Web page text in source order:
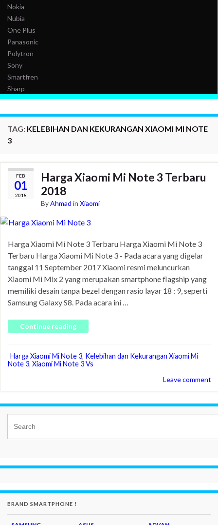
Nokia
Nubia
One Plus
Panasonic
Polytron
Sony
Smartfren
Sharp
TAG: KELEBIHAN DAN KEKURANGAN XIAOMI MI NOTE
3
FEB
01
2018
Harga Xiaomi Mi Note 3 Terbaru
2018
ByAhmad in Xiaomi
Harga Xiaomi Mi Note 3 Terbaru Harga Xiaomi Mi Note 3
Terbaru Harga Xiaomi Mi Note 3 - Pada acara yang digelar
tanggal 11 September 2017 Xiaomi resmi meluncurkan
Xiaomi Mi Mix 2 yang merupakan smartphone flagship yang
memiliki desain tanpa bezel dengan rasio layar 18 : 9, seperti
Samsung Galaxy S8. Pada acara ini …
Continue reading
Harga Xiaomi Mi Note 3, Kelebihan dan Kekurangan Xiaomi Mi
Note 3, Xiaomi Mi Note 3 Vs
Leave comment
BRAND SMARTPHONE !